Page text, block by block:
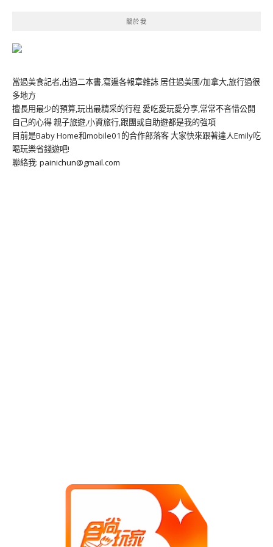
關於我
當過美食記者,出過二本書,寫遍各報章雜誌 居住過美國/加拿大,旅行過很
多地方
擅長用最少的預算,玩出最精采的行程 愛吃愛玩愛分享,常常不吝惜公開
自己的心得 親子旅遊,小資旅行,跟團或自助遊都是我的強項
目前是Baby Home和mobile01的合作部落客 大家快來跟著達人Emily吃
喝玩樂省錢遊吧!
聯絡我: painichun@gmail.com